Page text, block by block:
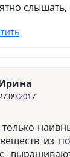
слышать,
только
из